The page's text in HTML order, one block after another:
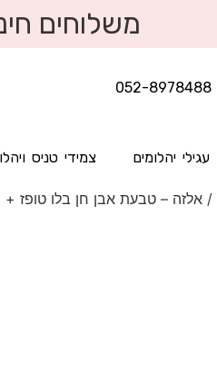
משלוחים
052-8978488
עגילי יהלומים צמידי טניס
/ אלזה – טבעת אבן חן בלו טופז +